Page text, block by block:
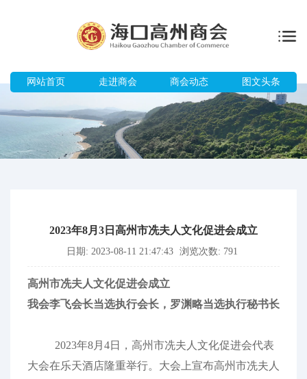
网站首页 走进商会 商会动态 图文头条
2023年8月3日高州市冼夫人文化促进会成立
日期: 2023-08-11 21:47:43 浏览次数: 791
高州市冼夫人文化促进会成立
我会李飞会长当选执行会长，罗渊略当选执行秘书长
2023年8月4日，高州市冼夫人文化促进会代表
大会在乐天酒店隆重举行。大会上宣布高州市冼夫人